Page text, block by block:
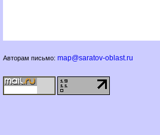
Авторам письмо: map@saratov-oblast.ru